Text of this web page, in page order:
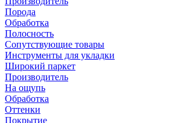
Порода
Обработка
Полосность
Сопутствующие товары
Инструменты для укладки
Широкий паркет
Производитель
На ощупь
Обработка
Оттенки
Покрытие